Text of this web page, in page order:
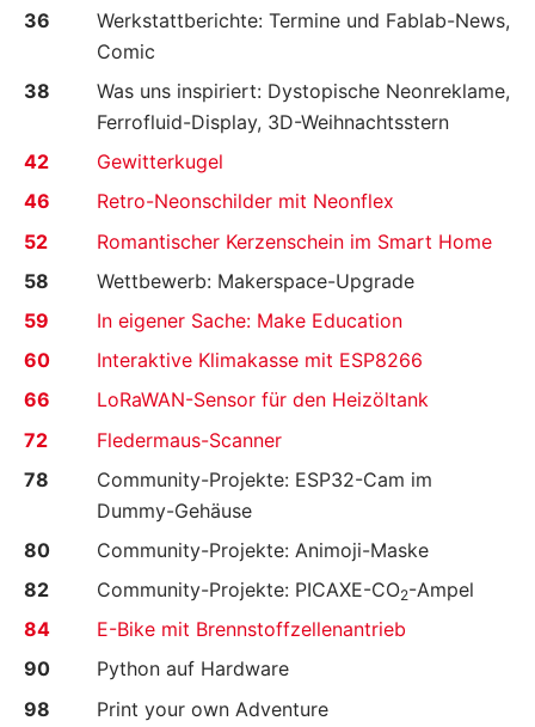
Werkstattberichte: Termine und Fablab-­News,
Comic
36
Was uns inspiriert: Dystopische Neonreklame,
Ferrofluid-Display, 3D-Weihnachtsstern
38
Gewitterkugel
42
Retro-Neonschilder mit Neonflex
46
Romantischer Kerzenschein im Smart Home
52
Wettbewerb: Makerspace-Upgrade
58
In eigener Sache: Make Education
59
Interaktive Klimakasse mit ESP8266
60
LoRaWAN-Sensor für den Heizöltank
66
Fledermaus-Scanner
72
Community-Projekte: ESP32-Cam im
Dummy-Gehäuse
78
Community-Projekte: Animoji-Maske
80
Community-Projekte: PICAXE-CO2-Ampel
82
E-Bike mit Brennstoffzellenantrieb
84
Python auf Hardware
90
Print your own Adventure
98